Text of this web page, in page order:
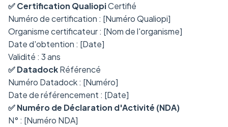
✅ Certification QualiopiCertifié
Numéro de certification : [Numéro Qualiopi]
Organisme certificateur : [Nom de l'organisme]
Date d'obtention : [Date]
Validité : 3 ans
✅ DatadockRéférencé
Numéro Datadock : [Numéro]
Date de référencement : [Date]
✅ Numéro de Déclaration d'Activité (NDA)
N° : [Numéro NDA]